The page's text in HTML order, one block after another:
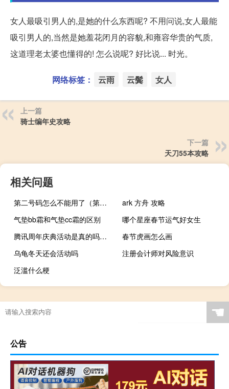
女人最吸引男人的,是她的什么东西呢? 不用问说,女人最能
吸引男人的,当然是她羞花闭月的容貌,和雍容华贵的气质,
这道理老太婆也懂得的! 怎么说呢? 好比说... 时光。
网络标签： 云雨 云鬓 女人
上一篇
骑士编年史攻略
下一篇
天刀55本攻略
相关问题
第二号码怎么不能用了（第二号码怎么用）
ark 方舟 攻略
气垫bb霜和气垫cc霜的区别
哪个星座春节运气好女生
腾讯周年庆典活动是真的吗知乎（腾讯周年庆典活动是真的吗）
春节虎画怎么画
乌龟冬天还会活动吗
注册会计师对风险意识
泛滥什么梗
☚
公告